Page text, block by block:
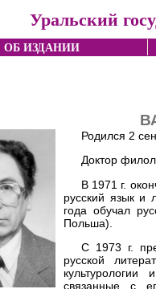
Уральский
ОБ ИЗДАНИИ
Родился 2
Доктор
В 1971 г.
русский язык и
года обучал
Польша).
С 1973 г.
русской
связанные с